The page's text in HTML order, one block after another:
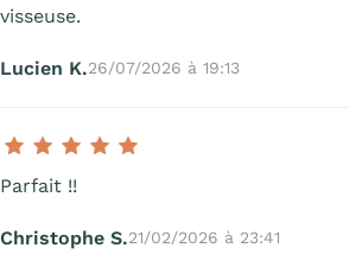
visseuse.
Lucien K.26/07/2026 à 19:13
Parfait !!
Christophe S.21/02/2026 à 23:41